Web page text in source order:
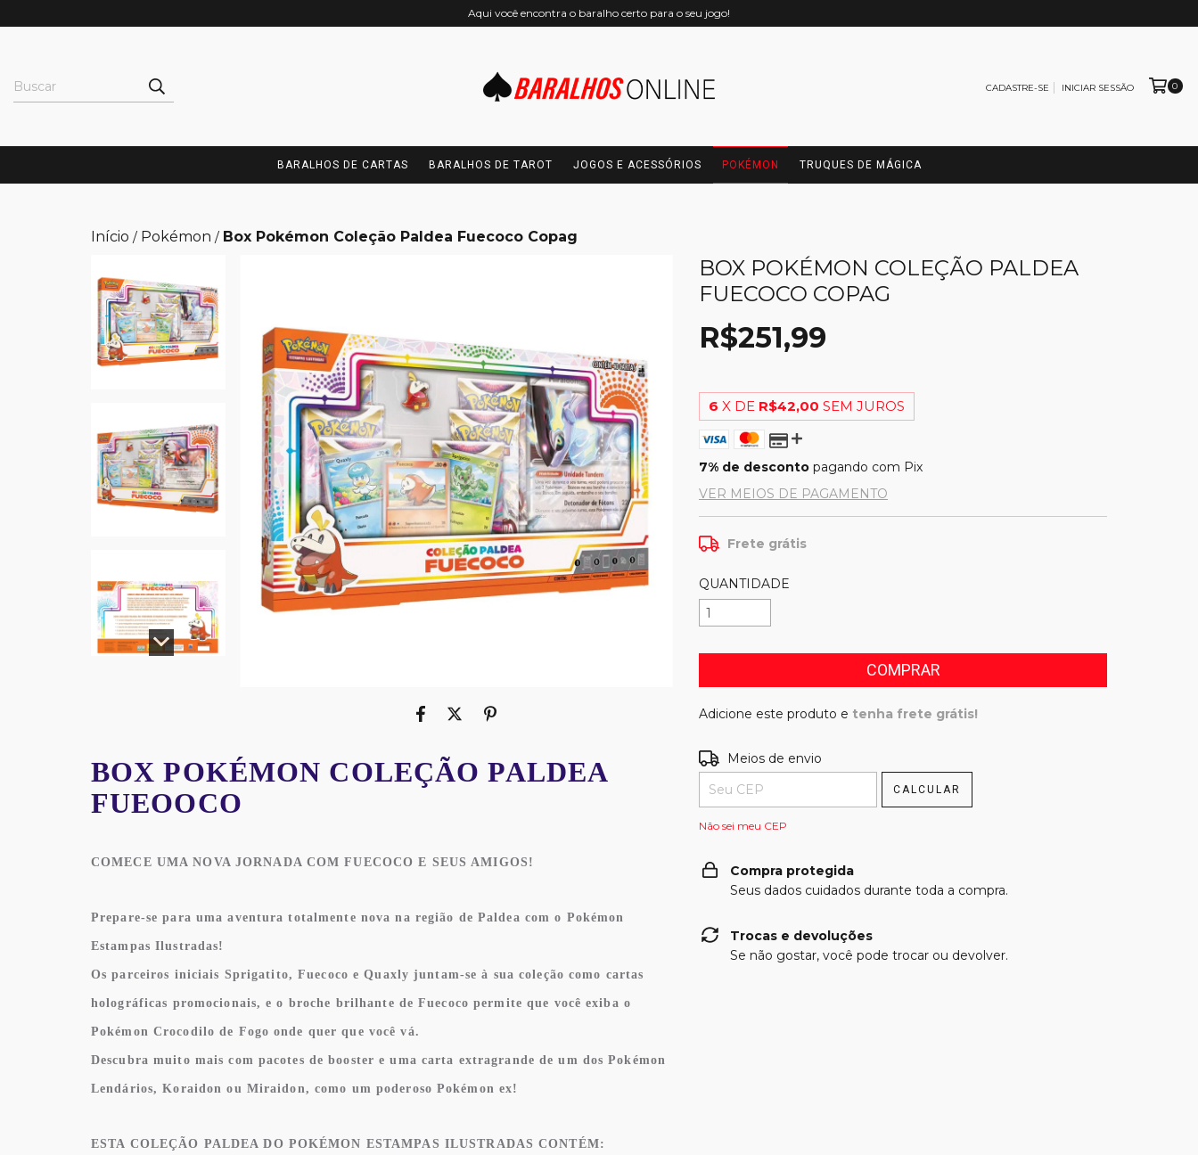
Aqui você encontra o baralho certo para o seu jogo!
CADASTRE-SE INICIAR SESSÃO 0
BARALHOS DE CARTAS BARALHOS DE TAROT JOGOS E ACESSÓRIOS POKÉMON TRUQUES DE MÁGICA
Início / Pokémon / Box Pokémon Coleção Paldea Fuecoco Copag
BOX POKÉMON COLEÇÃO PALDEA
FUEOOCO
COMECE UMA NOVA JORNADA COM FUECOCO E SEUS AMIGOS!
Prepare-se para uma aventura totalmente nova na região de Paldea com o Pokémon
Estampas Ilustradas!
Os parceiros iniciais Sprigatito, Fuecoco e Quaxly juntam-se à sua coleção como cartas
holográficas promocionais, e o broche brilhante de Fuecoco permite que você exiba o
Pokémon Crocodilo de Fogo onde quer que você vá.
Descubra muito mais com pacotes de booster e uma carta extragrande de um dos Pokémon
Lendários, Koraidon ou Miraidon, como um poderoso Pokémon ex!
ESTA COLEÇÃO PALDEA DO POKÉMON ESTAMPAS ILUSTRADAS CONTÉM:
BOX POKÉMON COLEÇÃO PALDEA
FUECOCO COPAG
R$251,99
6 X DE R$42,00 SEM JUROS
7% de desconto pagando com Pix
VER MEIOS DE PAGAMENTO
Frete grátis
QUANTIDADE
Adicione este produto e tenha frete grátis!
Entregas para o CEP:
Meios de envio
CALCULAR
Não sei meu CEP
Compra protegida
Seus dados cuidados durante toda a compra.
Trocas e devoluções
Se não gostar, você pode trocar ou devolver.